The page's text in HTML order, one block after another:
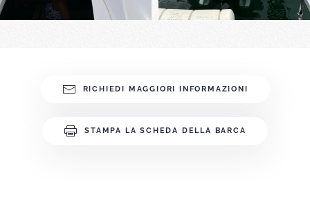
RICHIEDI MAGGIORI INFORMAZIONI
STAMPA LA SCHEDA DELLA BARCA